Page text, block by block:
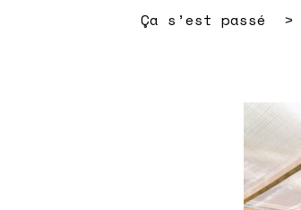
Ça s’est passé